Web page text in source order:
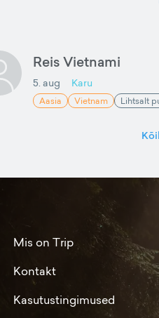
Reis Vietnami
5. aug Karu
Aasia Vietnam Lihtsalt
Mis on Trip
Kontakt
Kasutustingimused